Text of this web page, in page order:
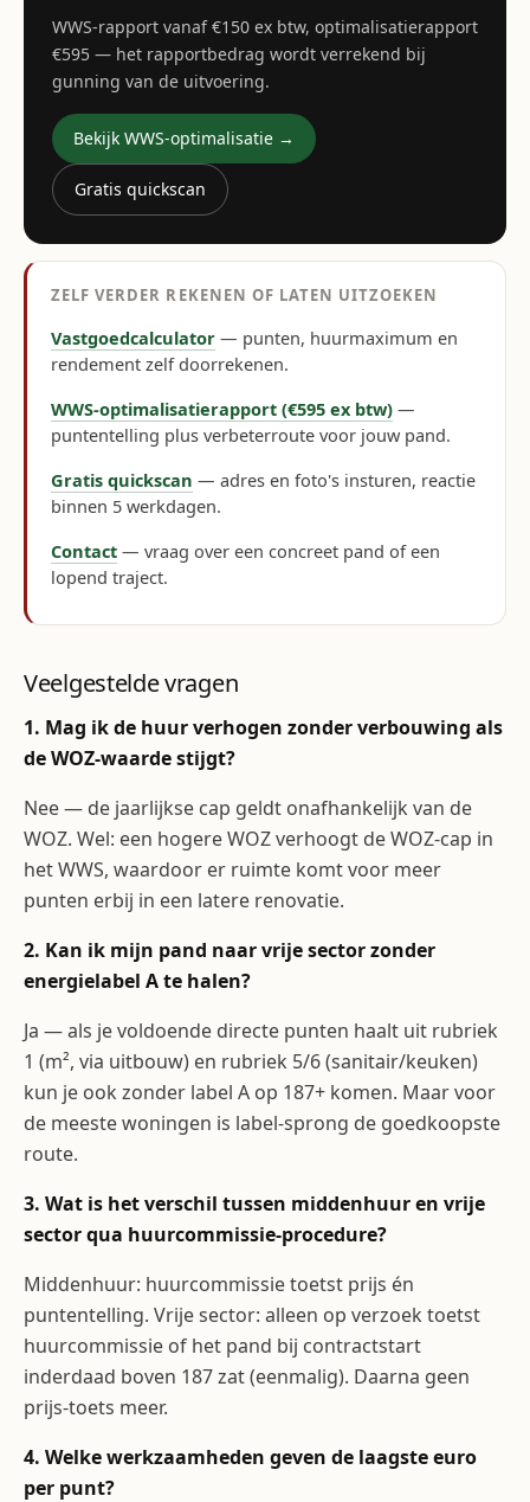
WWS-rapport vanaf €150 ex btw, optimalisatierapport
€595 — het rapportbedrag wordt verrekend bij
gunning van de uitvoering.
Bekijk WWS-optimalisatie →
Gratis quickscan
ZELF VERDER REKENEN OF LATEN UITZOEKEN
Vastgoedcalculator — punten, huurmaximum en
rendement zelf doorrekenen.
WWS-optimalisatierapport (€595 ex btw) —
puntentelling plus verbeterroute voor jouw pand.
Gratis quickscan — adres en foto's insturen, reactie
binnen 5 werkdagen.
Contact — vraag over een concreet pand of een
lopend traject.
Veelgestelde vragen
1. Mag ik de huur verhogen zonder verbouwing als
de WOZ-waarde stijgt?
Nee — de jaarlijkse cap geldt onafhankelijk van de
WOZ. Wel: een hogere WOZ verhoogt de WOZ-cap in
het WWS, waardoor er ruimte komt voor meer
punten erbij in een latere renovatie.
2. Kan ik mijn pand naar vrije sector zonder
energielabel A te halen?
Ja — als je voldoende directe punten haalt uit rubriek
1 (m², via uitbouw) en rubriek 5/6 (sanitair/keuken)
kun je ook zonder label A op 187+ komen. Maar voor
de meeste woningen is label-sprong de goedkoopste
route.
3. Wat is het verschil tussen middenhuur en vrije
sector qua huurcommissie-procedure?
Middenhuur: huurcommissie toetst prijs én
puntentelling. Vrije sector: alleen op verzoek toetst
huurcommissie of het pand bij contractstart
inderdaad boven 187 zat (eenmalig). Daarna geen
prijs-toets meer.
4. Welke werkzaamheden geven de laagste euro
per punt?